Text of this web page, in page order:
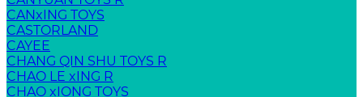
CANxING TOYS
CASTORLAND
CAYEE
CHANG QIN SHU TOYS R
CHAO LE xING R
CHAO xIONG TOYS